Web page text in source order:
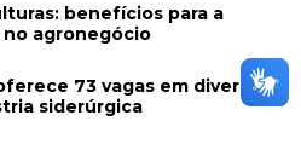
benefícios para a
agronegócio
73 vagas em diversas
siderúrgica